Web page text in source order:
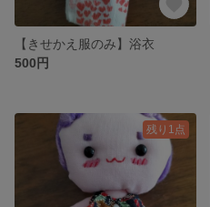
【きせかえ服のみ】浴衣
500円
残り1点